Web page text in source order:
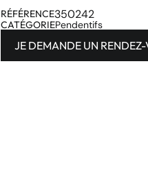
RÉFÉRENCE350242
CATÉGORIEPendentifs
JE DEMANDE UN